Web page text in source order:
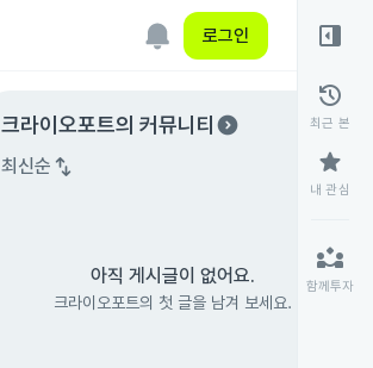
로그인
크라이오포트의 커뮤니티 expand_circle_right
최신순 swap_vert
아직 게시글이 없어요.
크라이오포트의 첫 글을 남겨 보세요.
right_panel_open
history
최근 본
star
내 관심
partner_exchange
함께투자